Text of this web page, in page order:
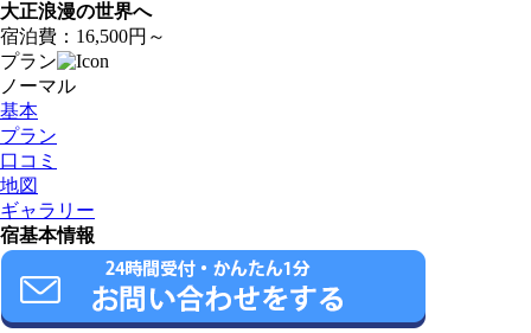
大正浪漫の世界へ
宿泊費： 16,500円～
プラン
ノーマル
基本
プラン
口コミ
地図
ギャラリー
宿基本情報